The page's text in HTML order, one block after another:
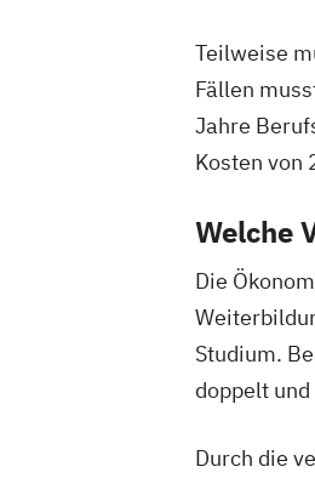
Teilweise
Fällen
Jahre
Kosten von
Welche
Die
Studium.
doppelt
Durch die